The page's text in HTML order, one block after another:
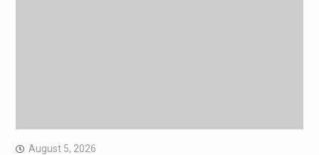
August 5, 2026